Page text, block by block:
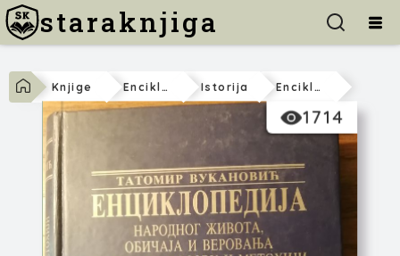
staraknjiga
Knjige Enciklopedije Istorija Enciklopedija Narodnog Života U Srba Na Kosovu
1714